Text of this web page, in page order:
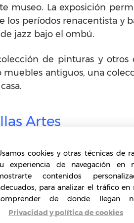
museo. La exposición
períodos renacentista y
jazz bajo el ombú.
de pinturas y
antiguos, una
Artes
y contiene un patrimonio
las colecciones de
del siglo XVI
y de Asia,
la colección.
las llamadas Galerías del
cookies y otras técnicas de
experiencia de navegación en
contenidos
para analizar el tráfico
de donde llegan
Privacidad y política de cookies